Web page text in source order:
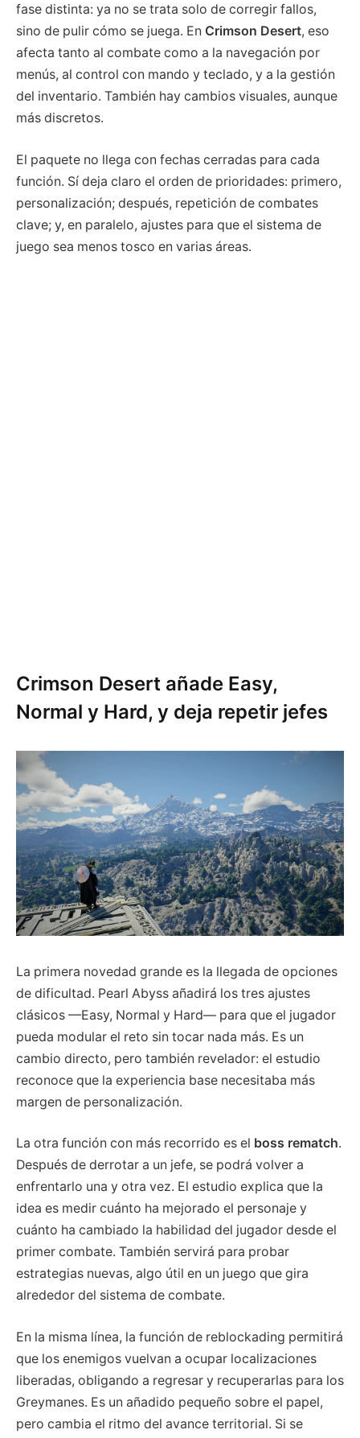
fase distinta: ya no se trata solo de corregir fallos,
sino de pulir cómo se juega. En Crimson Desert, eso
afecta tanto al combate como a la navegación por
menús, al control con mando y teclado, y a la gestión
del inventario. También hay cambios visuales, aunque
más discretos.
El paquete no llega con fechas cerradas para cada
función. Sí deja claro el orden de prioridades: primero,
personalización; después, repetición de combates
clave; y, en paralelo, ajustes para que el sistema de
juego sea menos tosco en varias áreas.
Crimson Desert añade Easy,
Normal y Hard, y deja repetir jefes
La primera novedad grande es la llegada de opciones
de dificultad. Pearl Abyss añadirá los tres ajustes
clásicos —Easy, Normal y Hard— para que el jugador
pueda modular el reto sin tocar nada más. Es un
cambio directo, pero también revelador: el estudio
reconoce que la experiencia base necesitaba más
margen de personalización.
La otra función con más recorrido es el boss rematch.
Después de derrotar a un jefe, se podrá volver a
enfrentarlo una y otra vez. El estudio explica que la
idea es medir cuánto ha mejorado el personaje y
cuánto ha cambiado la habilidad del jugador desde el
primer combate. También servirá para probar
estrategias nuevas, algo útil en un juego que gira
alrededor del sistema de combate.
En la misma línea, la función de reblockading permitirá
que los enemigos vuelvan a ocupar localizaciones
liberadas, obligando a regresar y recuperarlas para los
Greymanes. Es un añadido pequeño sobre el papel,
pero cambia el ritmo del avance territorial. Si se